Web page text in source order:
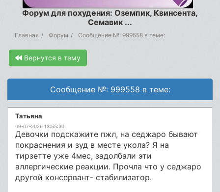
Форум для похудения: Оземпик, Квинсента,
Семавик ...
Главная Форум Сообщение №: 999558 в теме:
Вернутся в тему
Сообщение №: 999558 в теме:
Татьяна
09-07-2026 13:55:30
Девочки подскажите пжл, на седжаро бывают
покраснения и зуд в месте укола? Я на
тирзетте уже 4мес, задолбали эти
аллергические реакции. Прочла что у седжаро
другой консервант- стабилизатор.